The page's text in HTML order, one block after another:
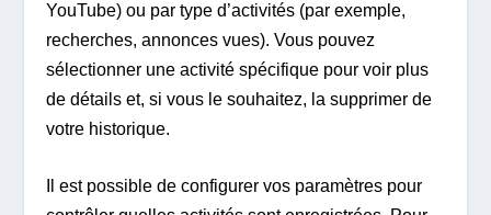
YouTube) ou par type d’activités (par exemple,
recherches, annonces vues). Vous pouvez
sélectionner une activité spécifique pour voir plus
de détails et, si vous le souhaitez, la supprimer de
votre historique.
Il est possible de configurer vos paramètres pour